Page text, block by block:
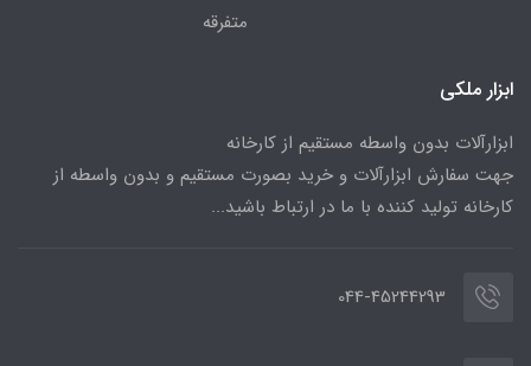
متفرقه
ابزار ملکی
ابزارآلات بدون واسطه مستقیم از کارخانه
جهت سفارش ابزارآلات و خرید بصورت مستقیم و بدون واسطه از
کارخانه تولید کننده با ما در ارتباط باشید...
044-45244293